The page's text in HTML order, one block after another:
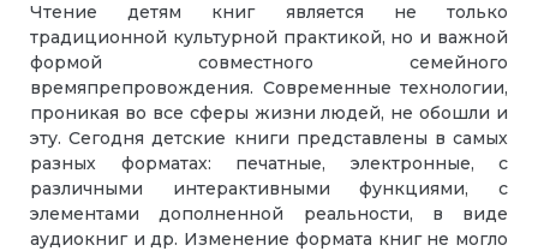
Чтение детям книг является не только
традиционной культурной практикой, но и важной
формой совместного семейного
времяпрепровождения. Современные технологии,
проникая во все сферы жизни людей, не обошли и
эту. Сегодня детские книги представлены в самых
разных форматах: печатные, электронные, с
различными интерактивными функциями, с
элементами дополненной реальности, в виде
аудиокниг и др. Изменение формата книг не могло